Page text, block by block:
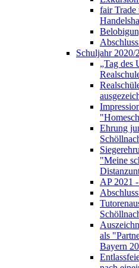
fair
Schuljahr 2020/
„Tag des
Ehrung
"Meine
AP 2021
als
Bayern